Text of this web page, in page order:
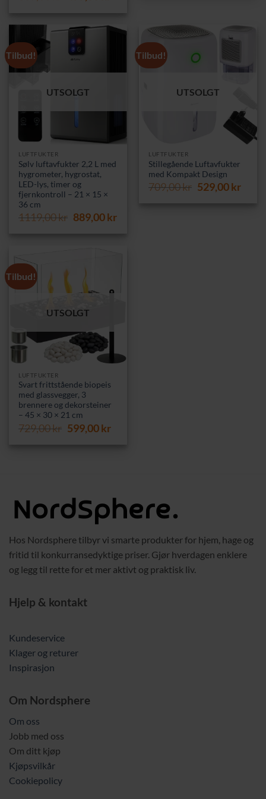
669,00 kr.499,00 kr.
Tilbud!
UTSOLGT
LUFTFUKTER
Sølv luftavfukter 2,2 L med
hygrometer, hygrostat,
LED-lys, timer og
fjernkontroll – 21 × 15 ×
36 cm
1119,00kr Opprinnelig
889,00krNåværende
Tilbud!
UTSOLGT
LUFTFUKTER
Stillegående Luftavfukter
med Kompakt Design
709,00kr Opprinnelig
529,00kr
Tilbud!
UTSOLGT
LUFTFUKTER
Svart frittstående biopeis
med glassvegger, 3
brennere og dekorsteiner
– 45 × 30 × 21 cm
729,00kr Opprinnelig
599,00krNåværende
Hos Nordsphere tilbyr vi smarte produkter for hjem, hage og
fritid til konkurransedyktige priser. Gjør hverdagen enklere
og legg til rette for et mer aktivt og praktisk liv.
Hjelp & kontakt
Kundeservice
Klager og returer
Inspirasjon
Om Nordsphere
Om oss
Jobb med oss
Om ditt kjøp
Kjøpsvilkår
Cookiepolicy